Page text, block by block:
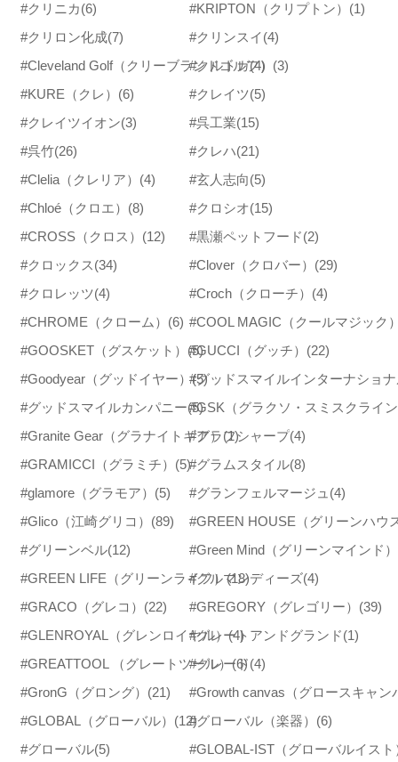
#クリニカ(6) #KRIPTON（クリプトン） (1)
#クリロン化成(7) #クリンスイ(4)
#Cleveland Golf（クリーブランドゴルフ） (3)
#クルトガ(4)
#KURE（クレ） (6) #クレイツ(5)
#クレイツイオン(3) #呉工業(15)
#呉竹(26) #クレハ(21)
#Clelia（クレリア） (4) #玄人志向(5)
#Chloé（クロエ） (8) #クロシオ(15)
#CROSS（クロス） (12) #黒瀬ペットフード(2)
#クロックス(34) #Clover（クロバー） (29)
#クロレッツ(4) #Croch（クローチ） (4)
#CHROME（クローム） (6) #COOL MAGIC（クールマジック
#GOOSKET（グスケット） (5)
#GUCCI（グッチ） (22)
#Goodyear（グッドイヤー）(5)
#グッドスマイルインターナショ
#グッドスマイルカンパニー(5)
#GSK（グラクソ・スミスクライ
#Granite Gear（グラナイトギア）(1)
#グラフシャープ(4)
#GRAMICCI（グラミチ） (5)#グラムスタイル(8)
#glamore（グラモア） (5) #グランフェルマージュ (4)
#Glico（江崎グリコ） (89)
#GREEN HOUSE（グリーンハウ
#グリーンベル(12)
#Green Mind（グリーンマインド）
#GREEN LIFE（グリーンライフ）(18)
#グルマンディーズ(4)
#GRACO（グレコ） (22) #GREGORY（グレゴリー） (39)
#GLENROYAL（グレンロイヤル）(4)
#グレートアンドグランド(1)
#GREATTOOL （グレートツール）(6)
#グレード(4)
#GronG（グロング） (21)
#Growth canvas（グロースキャン
#GLOBAL（グローバル） (12)#グローバル（楽器） (6)
#グローバル(5) #GLOBAL-IST（グローバルイスト